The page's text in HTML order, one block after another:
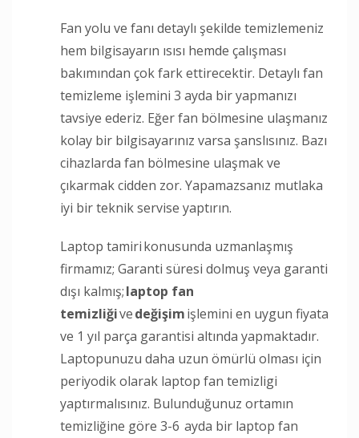
Fan yolu ve fanı detaylı şekilde temizlemeniz
hem bilgisayarın ısısı hemde çalışması
bakımından çok fark ettirecektir. Detaylı fan
temizleme işlemini 3 ayda bir yapmanızı
tavsiye ederiz. Eğer fan bölmesine ulaşmanız
kolay bir bilgisayarınız varsa şanslısınız. Bazı
cihazlarda fan bölmesine ulaşmak ve
çıkarmak cidden zor. Yapamazsanız mutlaka
iyi bir teknik servise yaptırın.
Laptop tamiri konusunda uzmanlaşmış
firmamız; Garanti süresi dolmuş veya garanti
dışı kalmış;laptop fan
temizliğivedeğişimişlemini en uygun fiyata
ve 1 yıl parça garantisi altında yapmaktadır.
Laptopunuzu daha uzun ömürlü olması için
periyodik olarak laptop fan temizligi
yaptırmalısınız. Bulunduğunuz ortamın
temizliğine göre 3-6 ayda bir laptop fan